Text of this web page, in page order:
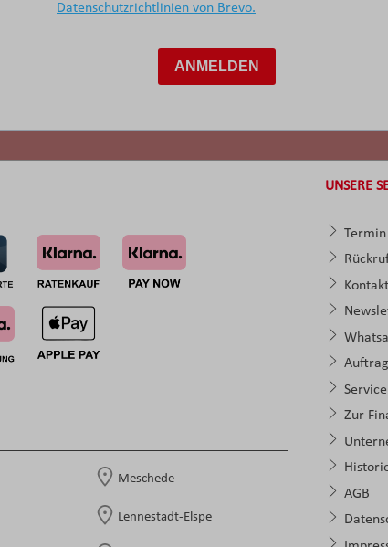
Datenschutzrichtlinien von Brevo.
ANMELDEN
Meschede
Lennestadt-Elspe
UNSERE
Kontakt
Service
Zur
AGB